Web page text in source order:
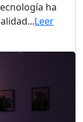
ha
Leer